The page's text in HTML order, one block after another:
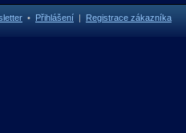
• Přihlášení | Registrace zákazníka